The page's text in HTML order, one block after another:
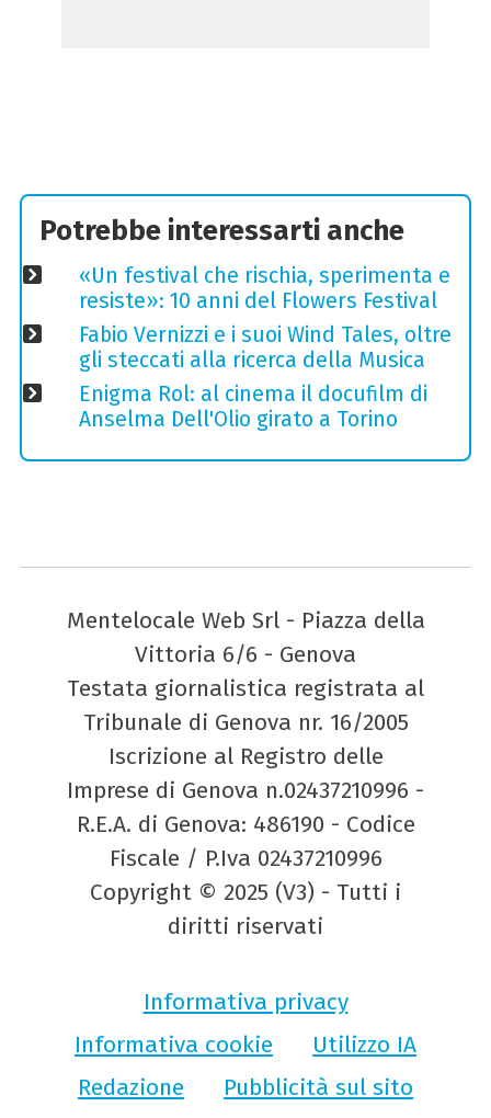
Potrebbe interessarti anche
«Un festival che rischia, sperimenta e
resiste»: 10 anni del Flowers Festival
Fabio Vernizzi e i suoi Wind Tales, oltre
gli steccati alla ricerca della Musica
Enigma Rol: al cinema il docufilm di
Anselma Dell'Olio girato a Torino
Mentelocale Web Srl - Piazza della
Vittoria 6/6 - Genova
Testata giornalistica registrata al
Tribunale di Genova nr. 16/2005
Iscrizione al Registro delle
Imprese di Genova n.02437210996 -
R.E.A. di Genova: 486190 - Codice
Fiscale / P.Iva 02437210996
Copyright © 2025 (V3) - Tutti i
diritti riservati
Informativa privacy
Informativa cookie
Utilizzo IA
Redazione
Pubblicità sul sito